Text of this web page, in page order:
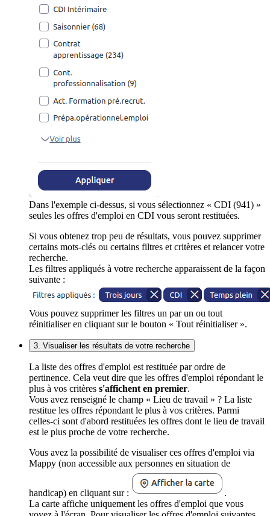
Dans l'exemple ci-dessus, si vous sélectionnez « CDI (941) »
seules les offres d'emploi en CDI vous seront restituées.
Si vous obtenez trop peu de résultats, vous pouvez supprimer
certains mots-clés ou certains filtres et critères et relancer votre
recherche.
Les filtres appliqués à votre recherche apparaissent de la façon
suivante :
Vous pouvez supprimer les filtres un par un ou tout
réinitialiser en cliquant sur le bouton « Tout réinitialiser ».
3. Visualiser les résultats de votre recherche
La liste des offres d'emploi est restituée par ordre de
pertinence. Cela veut dire que les offres d'emploi répondant le
plus à vos critères s'affichent en premier.
Vous avez renseigné le champ « Lieu de travail » ? La liste
restitue les offres répondant le plus à vos critères. Parmi
celles-ci sont d'abord restituées les offres dont le lieu de travail
est le plus proche de votre recherche.
Vous avez la possibilité de visualiser ces offres d'emploi via
Mappy (non accessible aux personnes en situation de
handicap) en cliquant sur :
.
La carte affiche uniquement les offres d'emploi que vous